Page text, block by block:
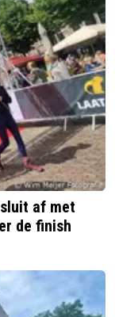
af met
de finish